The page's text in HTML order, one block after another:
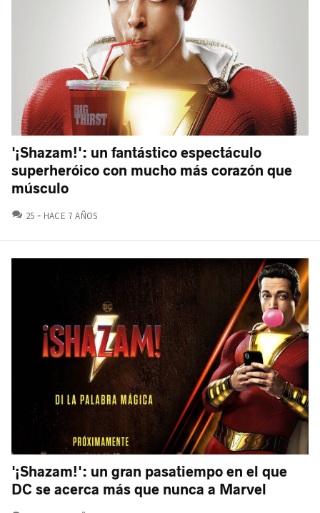
'¡Shazam!': un fantástico espectáculo
superheróico con mucho más corazón que
músculo
25 COMENTARIOS
HACE 7 AÑOS
'¡Shazam!': un gran pasatiempo en el que
DC se acerca más que nunca a Marvel